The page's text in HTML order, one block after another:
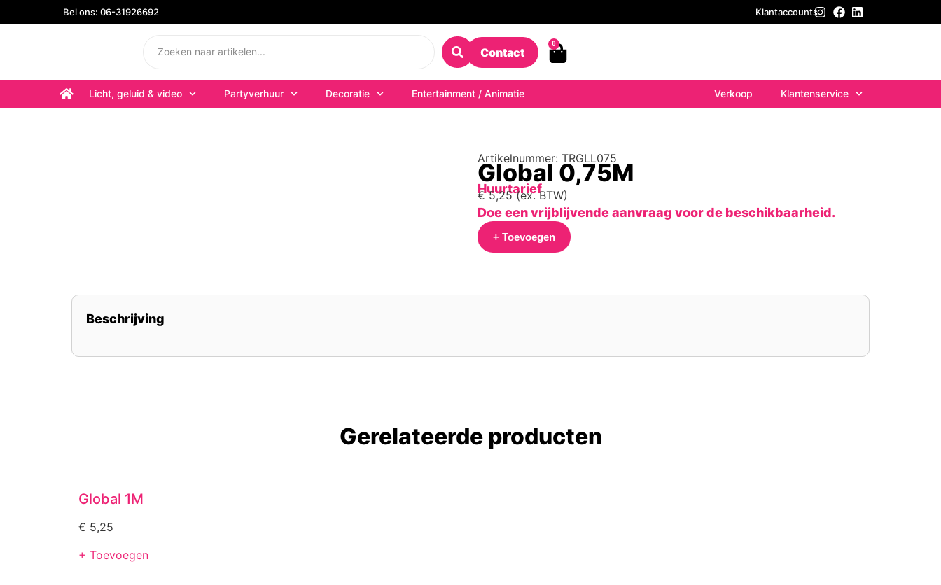
Bel ons: 06-31926692 Klantaccounts
Contact
0
Licht, geluid & video Partyverhuur Decoratie Entertainment / Animatie Verkoop Klantenservice
Artikelnummer: TRGLL075
Global 0,75M
Huurtarief
€5,25(ex. BTW)
Doe een vrijblijvende aanvraag voor de beschikbaarheid.
+ Toevoegen
Beschrijving
Gerelateerde producten
Global 1M
€ 5,25
+ Toevoegen